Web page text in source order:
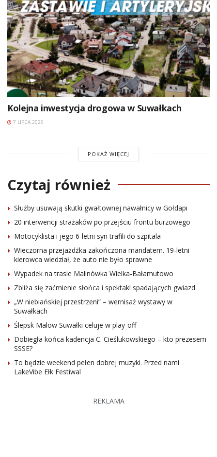
Kolejna inwestycja drogowa w Suwałkach
7 LIPCA 2026
POKAŻ WIĘCEJ
Czytaj również
Służby usuwają skutki gwałtownej nawałnicy w Gołdapi
20 interwencji strażaków po przejściu frontu burzowego
Motocyklista i jego 6-letni syn trafili do szpitala
Wieczorna przejażdżka zakończona mandatem. 19-letni
kierowca wiedział, że auto nie było sprawne
Wypadek na trasie Malinówka Wielka-Bałamutowo
Zbliża się zaćmienie słońca i spektakl spadających gwiazd
„W niebiańskiej przestrzeni” – wernisaż wystawy w
Suwałkach
Ślepsk Malow Suwałki celuje w play-off
Dobiegła końca kadencja C. Cieślukowskiego – kto prezesem
SSSE?
To będzie weekend pełen dobrej muzyki. Przed nami
LakeVibe Ełk Festiwal
REKLAMA